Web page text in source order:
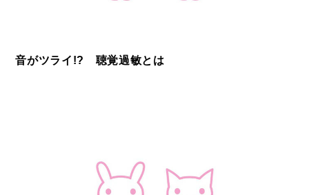
音がツライ!? 聴覚過敏とは